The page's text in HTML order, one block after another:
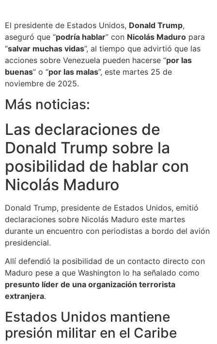
El presidente de Estados Unidos, Donald Trump,
aseguró que “podría hablar” con Nicolás Maduro para
“salvar muchas vidas”, al tiempo que advirtió que las
acciones sobre Venezuela pueden hacerse “por las
buenas” o “por las malas”, este martes 25 de
noviembre de 2025.
Más noticias:
Las declaraciones de
Donald Trump sobre la
posibilidad de hablar con
Nicolás Maduro
Donald Trump, presidente de Estados Unidos, emitió
declaraciones sobre Nicolás Maduro este martes
durante un encuentro con periodistas a bordo del avión
presidencial.
Allí defendió la posibilidad de un contacto directo con
Maduro pese a que Washington lo ha señalado como
presunto líder de una organización terrorista
extranjera.
Estados Unidos mantiene
presión militar en el Caribe